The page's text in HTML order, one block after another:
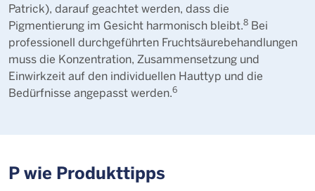
Patrick), darauf geachtet werden, dass die
Pigmentierung im Gesicht harmonisch bleibt.8 Bei
professionell durchgeführten Fruchtsäurebehandlungen
muss die Konzentration, Zusammensetzung und
Einwirkzeit auf den individuellen Hauttyp und die
Bedürfnisse angepasst werden.6
P wie Produkttipps